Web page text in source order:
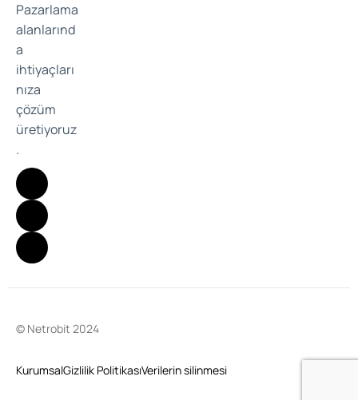
Pazarlama
alanlarınd
a
ihtiyaçları
nıza
çözüm
üretiyoruz
.
© Netrobit 2024
KurumsalGizlilik PolitikasıVerilerin silinmesi